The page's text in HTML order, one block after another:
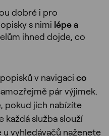
dobré i pro
s nimi lépe a
ihned dojde, co
v navigaci co
pár výjimek.
pokud jich nabízíte
každá služba slouží
u vyhledávačů naženete